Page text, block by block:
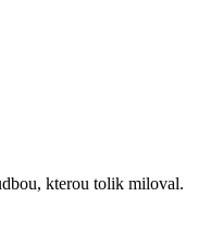
kterou tolik miloval.